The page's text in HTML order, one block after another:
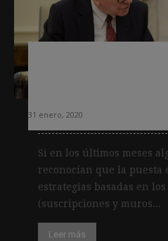
31 enero, 2020
Si en los últimos meses
reconocían que la puesta
estrategias basadas en
(suscripciones y muros...
Leer más